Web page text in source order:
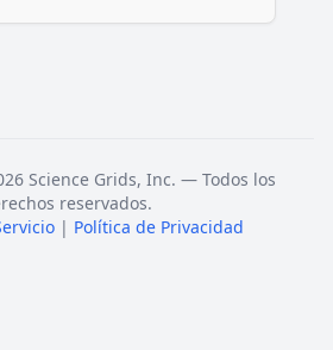
Science Grids, Inc. — Todos los
reservados.
| Política de Privacidad